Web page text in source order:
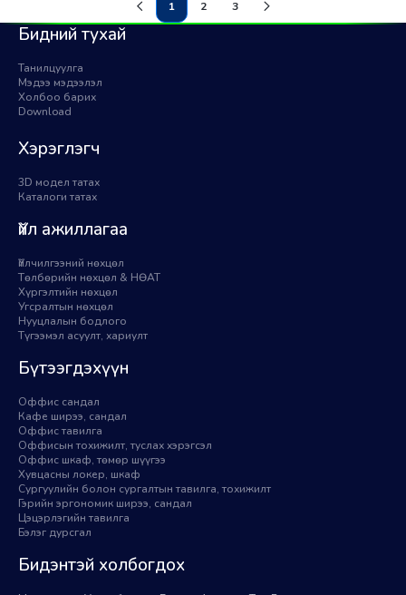
1
(current)
2 3
Бидний тухай
Танилцуулга
Мэдээ мэдээлэл
Холбоо барих
Download
Хэрэглэгч
3D модел татах
Каталоги татах
Үйл ажиллагаа
Үйлчилгээний нөхцөл
Төлбөрийн нөхцөл & НӨАТ
Хүргэлтийн нөхцөл
Угсралтын нөхцөл
Нууцлалын бодлого
Түгээмэл асуулт, хариулт
Бүтээгдэхүүн
Оффис сандал
Кафе ширээ, сандал
Оффис тавилга
Оффисын тохижилт, туслах хэрэгсэл
Оффис шкаф, төмөр шүүгээ
Хувцасны локер, шкаф
Сургуулийн болон сургалтын тавилга, тохижилт
Гэрийн эргономик ширээ, сандал
Цэцэрлэгийн тавилга
Бэлэг дурсгал
Бидэнтэй холбогдох